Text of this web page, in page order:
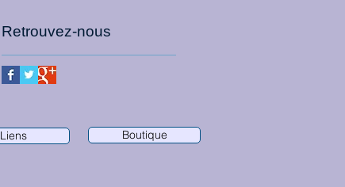
Retrouvez-nous
Liens Boutique